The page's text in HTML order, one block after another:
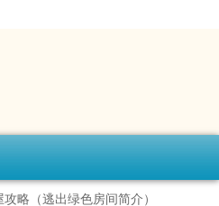
略（逃出绿色房间简介）